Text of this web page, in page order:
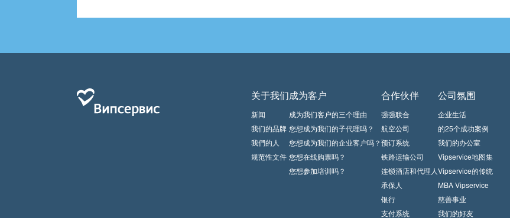
关于我们
新闻
我们的品牌
我們的人
规范性文件
成为客户
成为我们客户的三个理由
您想成为我们的子代理吗？
您想成为我们的企业客户吗？
您想在线购票吗？
您想参加培训吗？
合作伙伴
强强联合
航空公司
预订系统
铁路运输公司
连锁酒店和代理人
承保人
银行
支付系统
公司氛围
企业生活
的25个成功案例
我们的办公室
Vipservice地图集
Vipservice的传统
MBA Vipservice
慈善事业
我们的好友